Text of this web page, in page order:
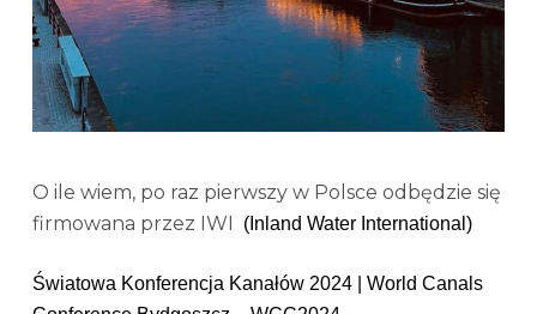
O ile wiem, po raz pierwszy w Polsce odbędzie się
firmowana przez IWI
(Inland Water International)
Światowa Konferencja Kanałów 2024 | World Canals